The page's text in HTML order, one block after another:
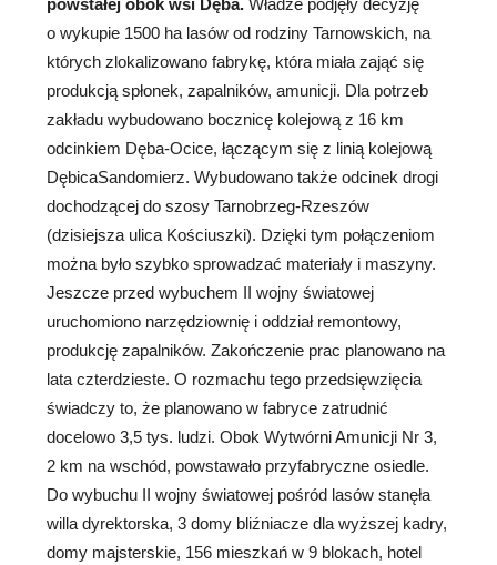
o wykupie 1500 ha lasów od rodziny Tarnowskich, na
których zlokalizowano fabrykę, która miała zająć się
produkcją spłonek, zapalników, amunicji. Dla potrzeb
zakładu wybudowano bocznicę kolejową z 16 km
odcinkiem Dęba-Ocice, łączącym się z linią kolejową
DębicaSandomierz. Wybudowano także odcinek drogi
dochodzącej do szosy Tarnobrzeg-Rzeszów
(dzisiejsza ulica Kościuszki). Dzięki tym połączeniom
można było szybko sprowadzać materiały i maszyny.
Jeszcze przed wybuchem II wojny światowej
uruchomiono narzędziownię i oddział remontowy,
produkcję zapalników. Zakończenie prac planowano na
lata czterdzieste. O rozmachu tego przedsięwzięcia
świadczy to, że planowano w fabryce zatrudnić
docelowo 3,5 tys. ludzi. Obok Wytwórni Amunicji Nr 3,
2 km na wschód, powstawało przyfabryczne osiedle.
Do wybuchu II wojny światowej pośród lasów stanęła
willa dyrektorska, 3 domy bliźniacze dla wyższej kadry,
domy majsterskie, 156 mieszkań w 9 blokach, hotel